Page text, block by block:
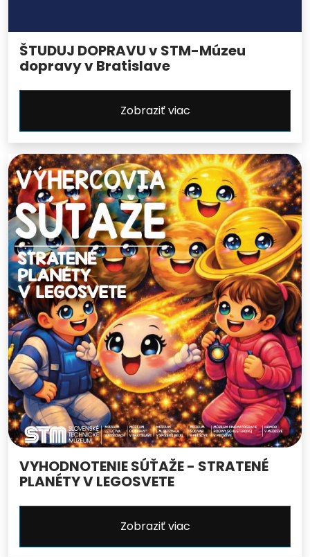
ŠTUDUJ DOPRAVU v STM-Múzeu
dopravy v Bratislave
Zobraziť viac
VYHODNOTENIE SÚŤAŽE - STRATENÉ
PLANÉTY V LEGOSVETE
Zobraziť viac